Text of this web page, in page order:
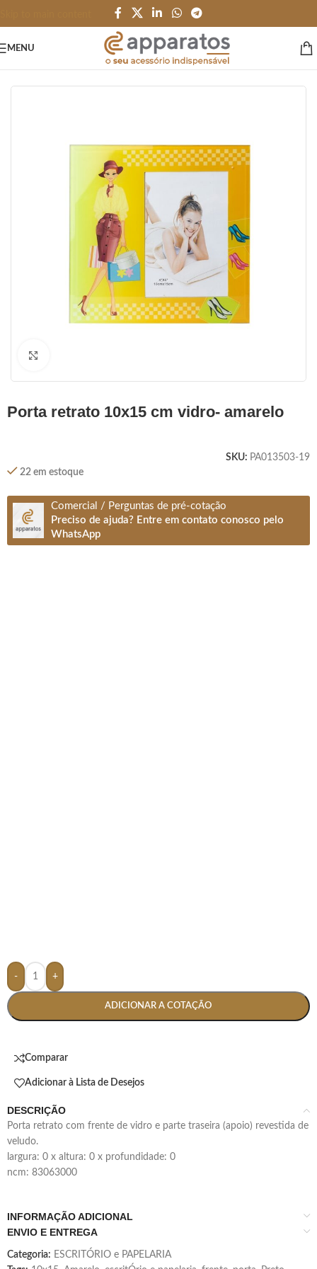
MENU
ESCRITÓRIO e PAPELARIA
porta retrato 10x15 cm vidro- amarelo
SKU: PA013503-19
22 em estoque
Comercial / Perguntas de pré-cotação
Preciso de ajuda? Entre em contato conosco pelo
WhatsApp
- +
ADICIONAR A COTAÇÃO
Comparar
Adicionar à Lista de Desejos
DESCRIÇÃO
porta retrato com frente de vidro e parte traseira (apoio) revestida de
veludo.
largura: 0 x altura: 0 x profundidade: 0
ncm: 83063000
INFORMAÇÃO ADICIONAL
ENVIO E ENTREGA
Categoria: ESCRITÓRIO e PAPELARIA